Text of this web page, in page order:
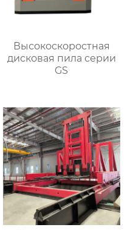
Высокоскоростная
дисковая пила серии
GS